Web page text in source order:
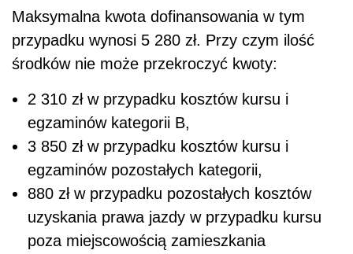
Maksymalna kwota dofinansowania w tym
przypadku wynosi 5 280 zł. Przy czym ilość
środków nie może przekroczyć kwoty:
2 310 zł w przypadku kosztów kursu i
egzaminów kategorii B,
3 850 zł w przypadku kosztów kursu i
egzaminów pozostałych kategorii,
880 zł w przypadku pozostałych kosztów
uzyskania prawa jazdy w przypadku kursu
poza miejscowością zamieszkania